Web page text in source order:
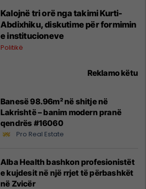
Kalojnë tri orë nga takimi Kurti-
Abdixhiku, diskutime për formimin
e institucioneve
Politikë
Reklamo këtu
Banesë 98.96m² në shitje në
Lakrishtë – banim modern pranë
qendrës #16060
Pro Real Estate
Alba Health bashkon profesionistët
e kujdesit në një rrjet të përbashkët
në Zvicër